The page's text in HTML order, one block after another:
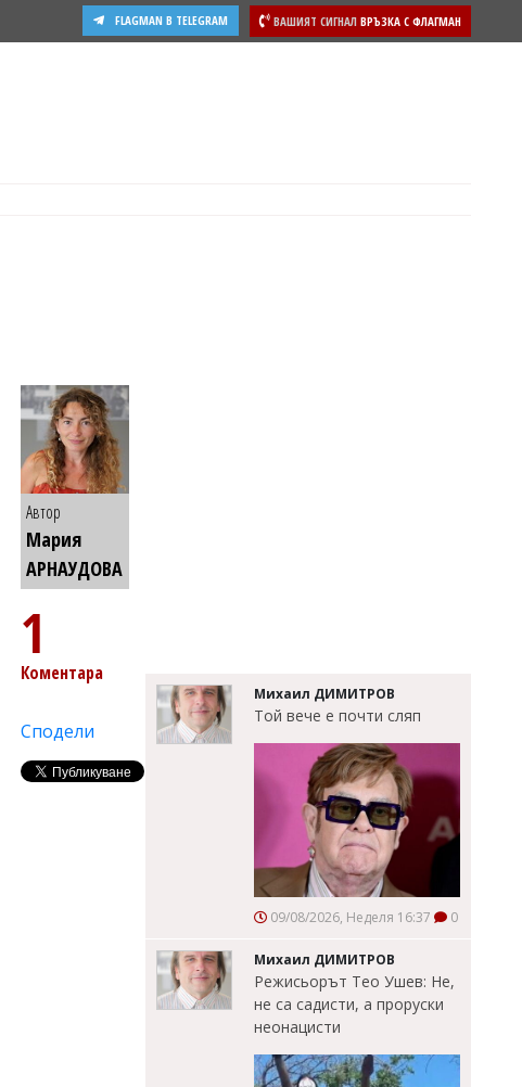
ВАШИЯТ СИГНАЛ ВРЪЗКА С ФЛАГМАН
FLAGMAN В TELEGRAM
Автор
Мария
АРНАУДОВА
1
Коментара
Сподели
Михаил ДИМИТРОВ
Той вече е почти сляп
09/08/2026, Неделя 16:37 0
Михаил ДИМИТРОВ
Режисьорът Тео Ушев: Не,
не са садисти, а проруски
неонацисти